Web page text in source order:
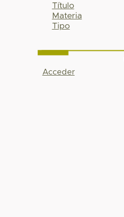
Título
Materia
Tipo
Acceder